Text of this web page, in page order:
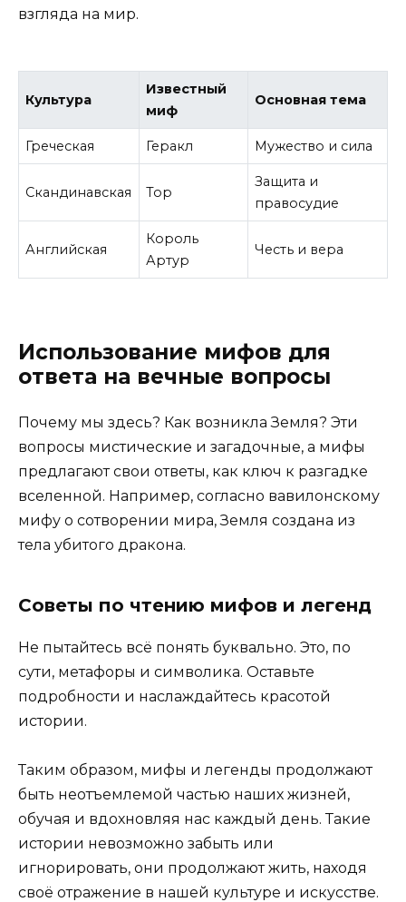
взгляда на мир.
Культура
Известный
миф
Основная тема
Греческая Геракл Мужество и сила
Скандинавская Тор
Защита и
правосудие
Английская
Король
Артур
Честь и вера
Использование мифов для
ответа на вечные вопросы
Почему мы здесь? Как возникла Земля? Эти
вопросы мистические и загадочные, а мифы
предлагают свои ответы, как ключ к разгадке
вселенной. Например, согласно вавилонскому
мифу о сотворении мира, Земля создана из
тела убитого дракона.
Советы по чтению мифов и легенд
Не пытайтесь всё понять буквально. Это, по
сути, метафоры и символика. Оставьте
подробности и наслаждайтесь красотой
истории.
Таким образом, мифы и легенды продолжают
быть неотъемлемой частью наших жизней,
обучая и вдохновляя нас каждый день. Такие
истории невозможно забыть или
игнорировать, они продолжают жить, находя
своё отражение в нашей культуре и искусстве.